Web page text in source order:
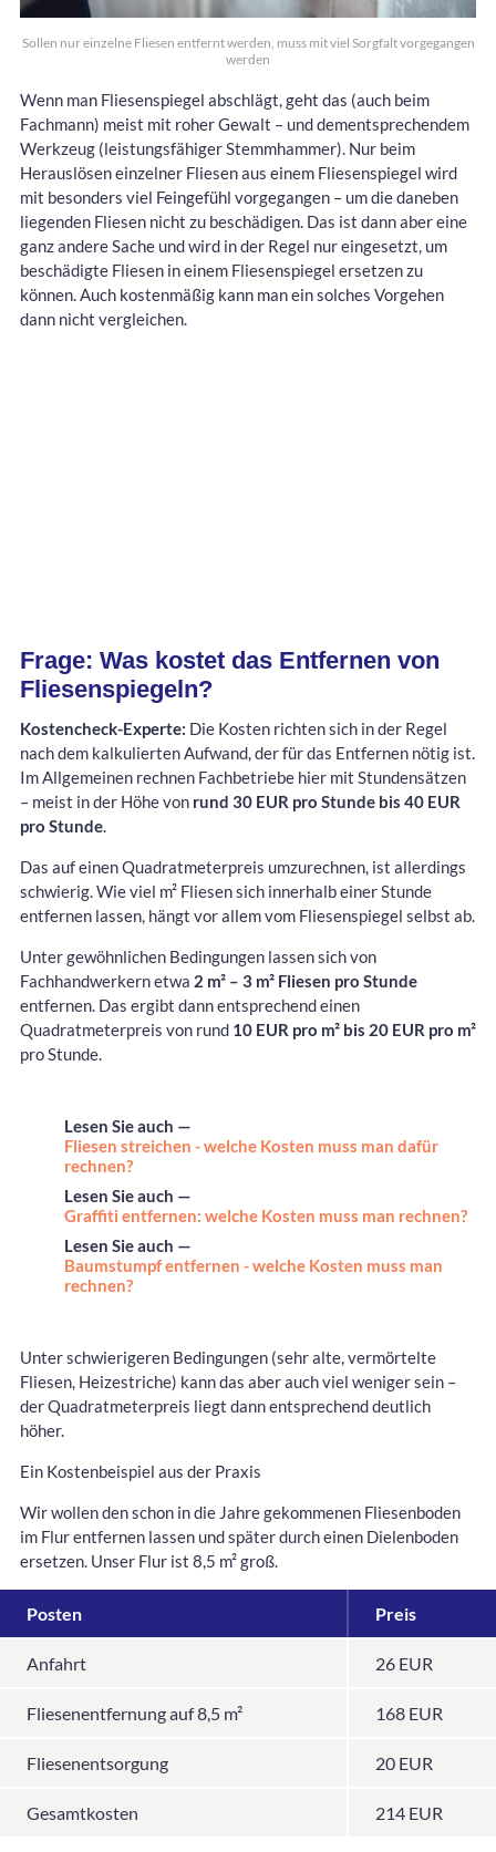
Sollen nur einzelne Fliesen entfernt werden, muss mit viel Sorgfalt vorgegangen
werden
Wenn man Fliesenspiegel abschlägt, geht das (auch beim
Fachmann) meist mit roher Gewalt – und dementsprechendem
Werkzeug (leistungsfähiger Stemmhammer). Nur beim
Herauslösen einzelner Fliesen aus einem Fliesenspiegel wird
mit besonders viel Feingefühl vorgegangen – um die daneben
liegenden Fliesen nicht zu beschädigen. Das ist dann aber eine
ganz andere Sache und wird in der Regel nur eingesetzt, um
beschädigte Fliesen in einem Fliesenspiegel ersetzen zu
können. Auch kostenmäßig kann man ein solches Vorgehen
dann nicht vergleichen.
Frage: Was kostet das Entfernen von
Fliesenspiegeln?
Kostencheck-Experte: Die Kosten richten sich in der Regel
nach dem kalkulierten Aufwand, der für das Entfernen nötig ist.
Im Allgemeinen rechnen Fachbetriebe hier mit Stundensätzen
– meist in der Höhe von rund 30 EUR pro Stunde bis 40 EUR
pro Stunde.
Das auf einen Quadratmeterpreis umzurechnen, ist allerdings
schwierig. Wie viel m² Fliesen sich innerhalb einer Stunde
entfernen lassen, hängt vor allem vom Fliesenspiegel selbst ab.
Unter gewöhnlichen Bedingungen lassen sich von
Fachhandwerkern etwa 2 m² – 3 m² Fliesen pro Stunde
entfernen. Das ergibt dann entsprechend einen
Quadratmeterpreis von rund 10 EUR pro m² bis 20 EUR pro m²
pro Stunde.
Lesen Sie auch —
Fliesen streichen - welche Kosten muss man dafür
rechnen?
Lesen Sie auch —
Graffiti entfernen: welche Kosten muss man rechnen?
Lesen Sie auch —
Baumstumpf entfernen - welche Kosten muss man
rechnen?
Unter schwierigeren Bedingungen (sehr alte, vermörtelte
Fliesen, Heizestriche) kann das aber auch viel weniger sein –
der Quadratmeterpreis liegt dann entsprechend deutlich
höher.
Ein Kostenbeispiel aus der Praxis
Wir wollen den schon in die Jahre gekommenen Fliesenboden
im Flur entfernen lassen und später durch einen Dielenboden
ersetzen. Unser Flur ist 8,5 m² groß.
Posten Preis
Anfahrt 26 EUR
Fliesenentfernung auf 8,5 m² 168 EUR
Fliesenentsorgung 20 EUR
Gesamtkosten 214 EUR